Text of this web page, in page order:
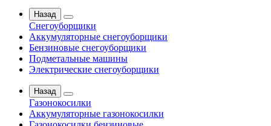
Назад
Снегоуборщики
Аккумуляторные снегоуборщики
Бензиновые снегоуборщики
Подметальные машины
Электрические снегоуборщики
Назад
Газонокосилки
Аккумуляторные газонокосилки